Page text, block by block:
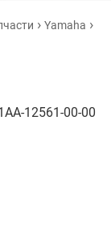
Yamaha
12561-00-00